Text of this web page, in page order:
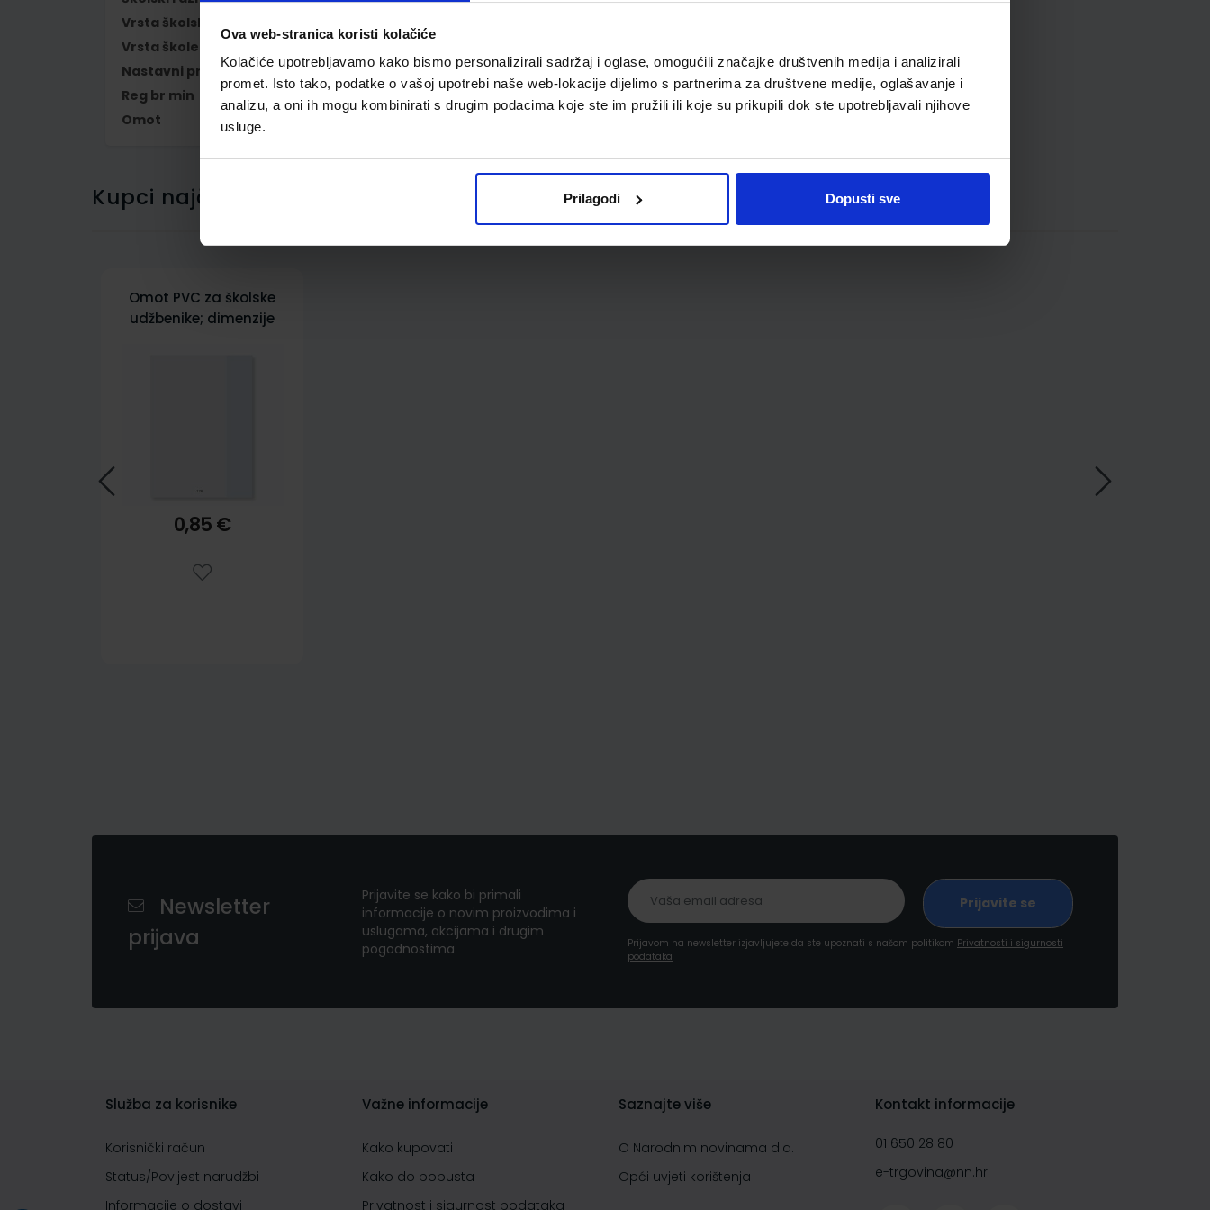
Ova web-stranica koristi kolačiće
Kolačiće upotrebljavamo kako bismo personalizirali sadržaj i oglase, omogućili značajke društvenih medija i analizirali
promet. Isto tako, podatke o vašoj upotrebi naše web-lokacije dijelimo s partnerima za društvene medije, oglašavanje i
analizu, a oni ih mogu kombinirati s drugim podacima koje ste im pružili ili koje su prikupili dok ste upotrebljavali njihove
usluge.
Prilagodi Dopusti sve
Vrsta školske knjige
Vrsta škole
Nastavni predmet
TALIJANSKI JEZIK
Reg br min
6803
Omot
Kupci najčešće biraju..
Omot PVC za školske
udžbenike; dimenzije
0,85 €
Newsletter
prijava
Prijavite se kako bi primali
informacije o novim proizvodima i
uslugama, akcijama i drugim
pogodnostima
Prijavom na newsletter izjavljujete da ste upoznati s našom politikom Privatnosti i sigurnosti
podataka
Služba za korisnike
Korisnički račun
Status/Povijest narudžbi
Informacije o dostavi
Važne informacije
Kako kupovati
Kako do popusta
Privatnost i sigurnost podataka
Saznajte više
O Narodnim novinama d.d.
Opći uvjeti korištenja
Kontakt informacije
01 650 28 80
e-trgovina@nn.hr